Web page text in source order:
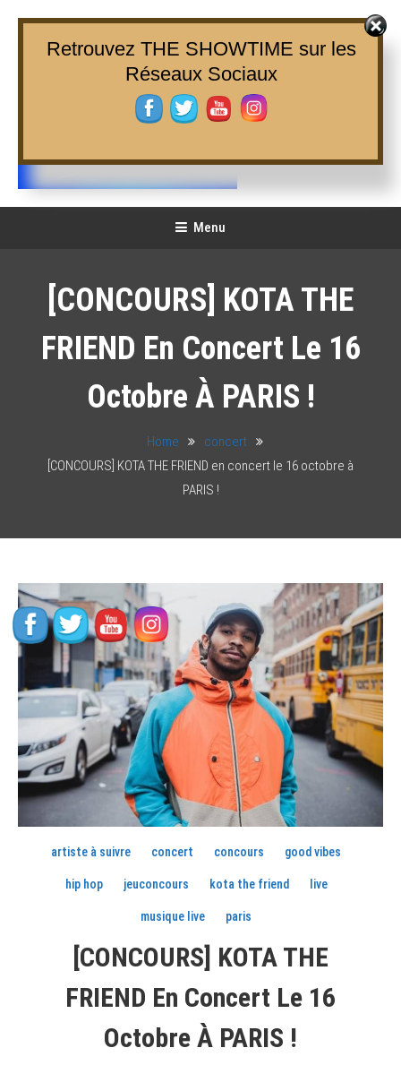
Menu
[CONCOURS] KOTA THE
FRIEND En Concert Le 16
Octobre À PARIS !
Home
concert
[CONCOURS] KOTA THE FRIEND en concert le 16 octobre à
PARIS !
artiste à suivre concert concours good vibes
hip hop jeuconcours kota the friend live
musique live paris
[CONCOURS] KOTA THE
FRIEND En Concert Le 16
Octobre À PARIS !
Retrouvez THE SHOWTIME sur les
Réseaux Sociaux